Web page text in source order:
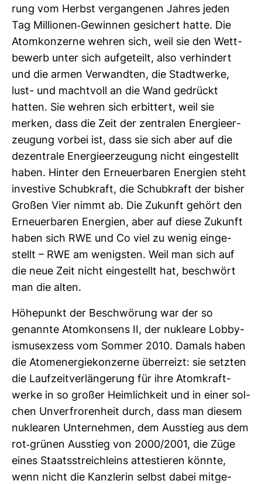
rung vom Herbst ver­gan­genen Jahres jeden
Tag Mil­lionen-​Gewinnen gesi­chert hatte. Die
Atom­kon­zerne wehren sich, weil sie den Wett­
be­werb unter sich auf­ge­teilt, also ver­hin­dert
und die armen Ver­wandten, die Stadt­werke,
lust- und macht­voll an die Wand gedrückt
hatten. Sie wehren sich erbit­tert, weil sie
merken, dass die Zeit der zen­tralen Ener­gie­er­
zeu­gung vorbei ist, dass sie sich aber auf die
dezen­trale Ener­gie­er­zeu­gung nicht ein­ge­stellt
haben. Hinter den Erneu­er­baren Ener­gien steht
inves­tive Schub­kraft, die Schub­kraft der bisher
Großen Vier nimmt ab. Die Zukunft gehört den
Erneu­er­baren Ener­gien, aber auf diese Zukunft
haben sich RWE und Co viel zu wenig ein­ge­
stellt – RWE am wenigsten. Weil man sich auf
die neue Zeit nicht ein­ge­stellt hat, beschwört
man die alten.
Höhe­punkt der Beschwö­rung war der so
genannte Atom­kon­sens II, der nukleare Lob­by­
is­mus­ex­zess vom Sommer 2010. Damals haben
die Atom­ener­gie­kon­zerne über­reizt: sie setzten
die Lauf­zeit­ver­län­ge­rung für ihre Atom­kraft­
werke in so großer Heim­lich­keit und in einer sol­
chen Unver­fro­ren­heit durch, dass man diesem
nuklearen Unter­nehmen, dem Aus­stieg aus dem
rot-​grünen Aus­stieg von 2000/2001, die Züge
eines Staats­streich­leins attes­tieren könnte,
wenn nicht die Kanz­lerin selbst dabei mit­ge­